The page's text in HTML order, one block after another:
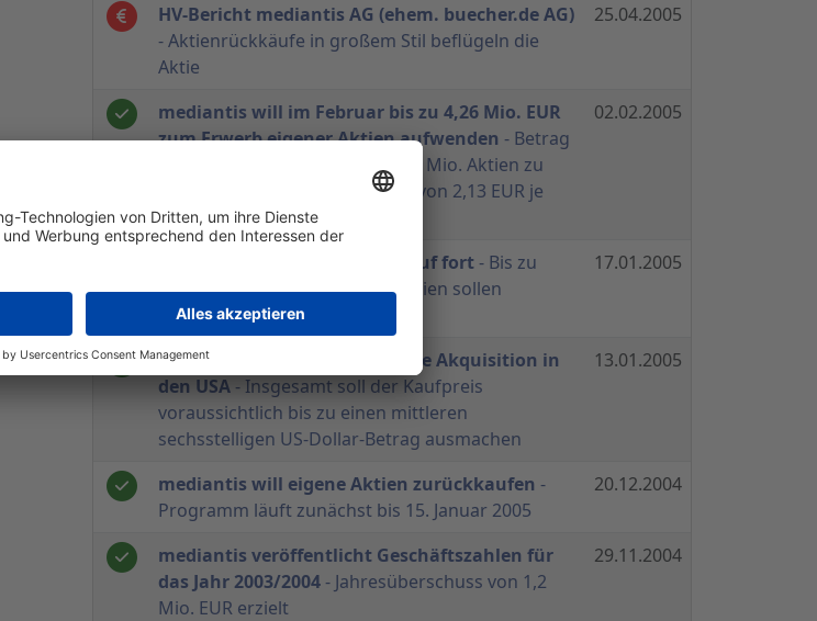
HV-Bericht mediantis AG (ehem. buecher.de AG)
- Aktienrückkäufe in großem Stil beflügeln die
Aktie
25.04.2005
mediantis will im Februar bis zu 4,26 Mio. EUR
zum Erwerb eigener Aktien aufwenden - Betrag
erlaubt den Erwerb von bis zu 2 Mio. Aktien zu
einem durchschnittlichen Kurs von 2,13 EUR je
Stückaktie
02.02.2005
mediantis setzt Aktienrückkauf fort- Bis zu
weitere 2,0 Millionen eigene Aktien sollen
zurückgekauft werden
17.01.2005
mediantis beabsichtigt weitere Akquisition in
den USA - Insgesamt soll der Kaufpreis
voraussichtlich bis zu einen mittleren
sechsstelligen US-Dollar-Betrag ausmachen
13.01.2005
mediantis will eigene Aktien zurückkaufen -
Programm läuft zunächst bis 15. Januar 2005
20.12.2004
mediantis veröffentlicht Geschäftszahlen für
das Jahr 2003/2004 - Jahresüberschuss von 1,2
Mio. EUR erzielt
29.11.2004